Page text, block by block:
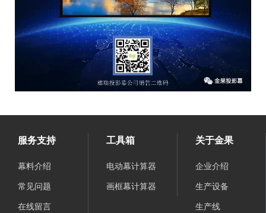
服务支持
幕料介绍
常见问题
在线留言
工具箱
电动幕计算器
画框幕计算器
关于金果
企业介绍
生产设备
生产线